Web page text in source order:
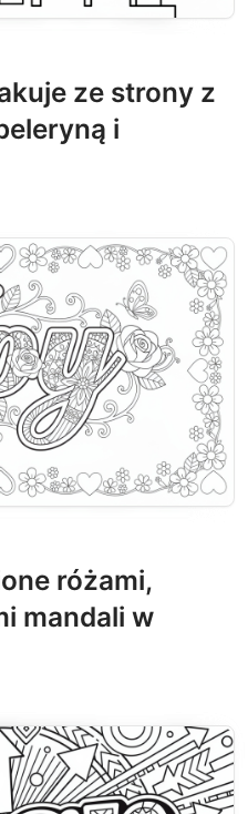
ze strony z
i
różami,
mandali w